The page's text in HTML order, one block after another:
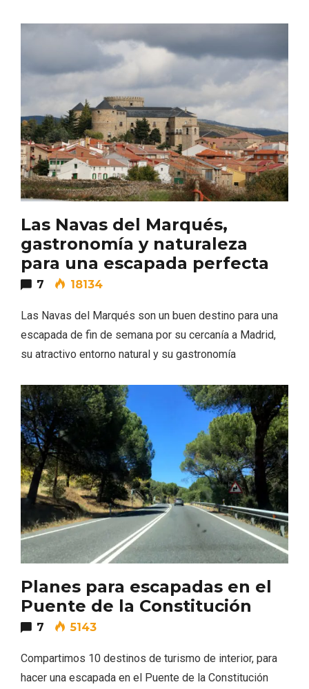
Las Navas del Marqués,
gastronomía y naturaleza
para una escapada perfecta
7 18134
Las Navas del Marqués son un buen destino para una
escapada de fin de semana por su cercanía a Madrid,
su atractivo entorno natural y su gastronomía
Planes para escapadas en el
Puente de la Constitución
7 5143
Compartimos 10 destinos de turismo de interior, para
hacer una escapada en el Puente de la Constitución
IV Edición del Festival de Narración Oral,
Memoria, Tierra y Voz
Fiesta de Primavera 2026 en la Ruta del
Vino de Cigales